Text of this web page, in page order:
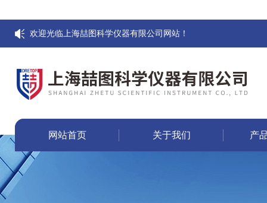
欢迎光临上海喆图科学仪器有限公司网站！
网站首页 关于我们 产